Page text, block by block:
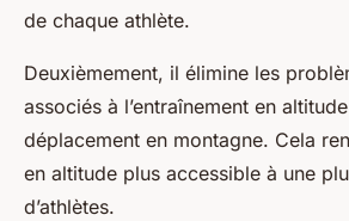
de chaque athlète.
Deuxièmement, il élimine les
associés à l’entraînement en
déplacement en montagne. Cela
en altitude plus accessible à une
d’athlètes.